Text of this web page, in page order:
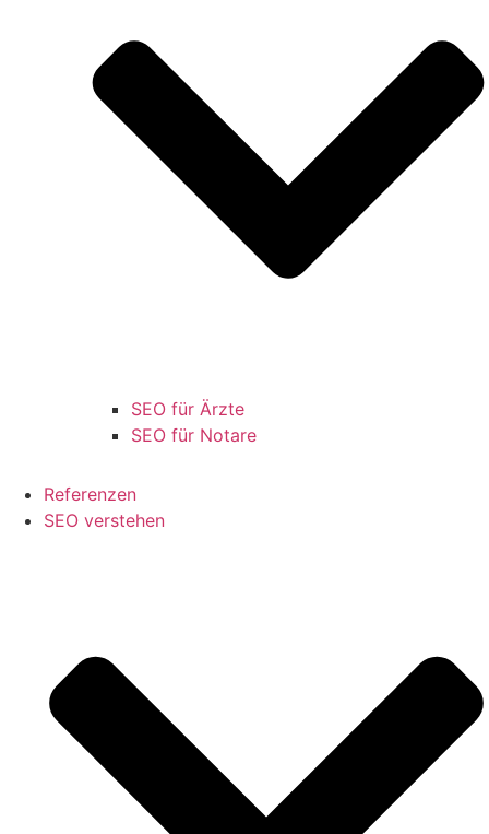
SEO für Ärzte
SEO für Notare
Referenzen
SEO verstehen